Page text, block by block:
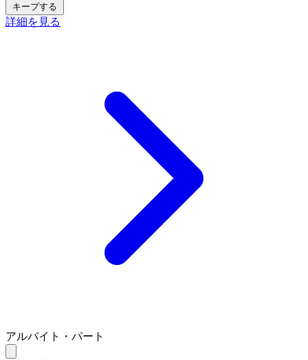
キープする
詳細を見る
アルバイト・パート